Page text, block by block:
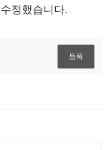
정했습니다.